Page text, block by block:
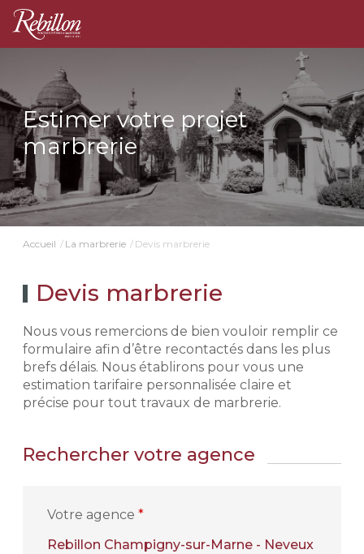
Estimer votre projet
marbrerie
Accueil La marbrerie Devis marbrerie
Devis marbrerie
Nous vous remercions de bien vouloir remplir ce
formulaire afin d’être recontactés dans les plus
brefs délais. Nous établirons pour vous une
estimation tarifaire personnalisée claire et
précise pour tout travaux de marbrerie.
Rechercher votre agence
Votre agence*
Rebillon Champigny-sur-Marne - Neveux